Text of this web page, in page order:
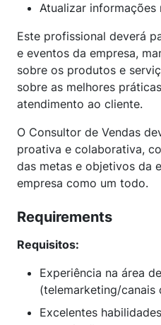
Atualizar informações
Este profissional deverá
e eventos da empresa,
sobre os produtos e
sobre as melhores
atendimento ao cliente.
O Consultor de Vendas
proativa e colaborativa,
das metas e objetivos da
empresa como um todo.
Requirements
Requisitos:
Experiência na área
(telemarketing/canais
Excelentes